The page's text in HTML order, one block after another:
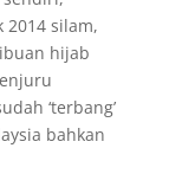
2014 silam,
hijab
‘terbang’
bahkan